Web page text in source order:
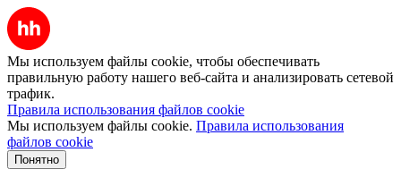
Мы используем файлы cookie, чтобы обеспечивать
правильную работу нашего веб-сайта и анализировать сетевой
трафик.
Правила использования файлов cookie
Мы используем файлы cookie. Правила использования
файлов cookie
Понятно